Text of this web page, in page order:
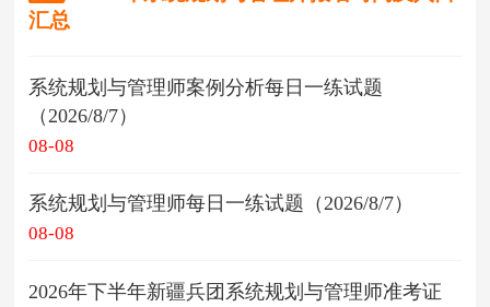
汇总
系统规划与管理师案例分析每日一练试题
（2026/8/7）
08-08
系统规划与管理师每日一练试题（2026/8/7）
08-08
2026年下半年新疆兵团系统规划与管理师准考证